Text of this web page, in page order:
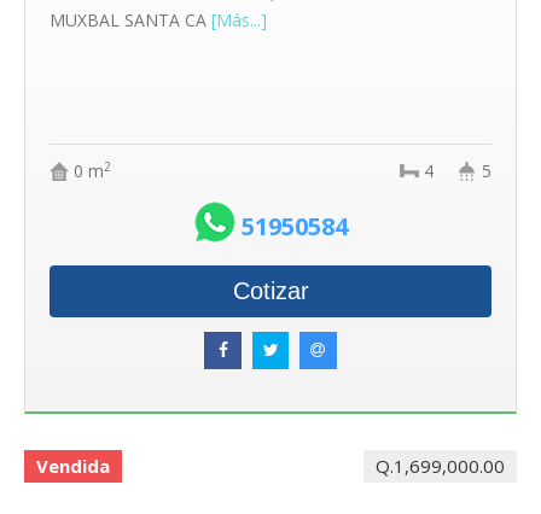
MUXBAL SANTA CA [Más...]
0 m2 5
4
51950584
Cotizar
Vendida Q.1,699,000.00